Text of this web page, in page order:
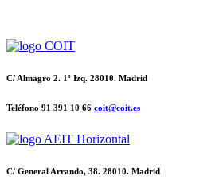
C/ Almagro 2. 1º Izq. 28010. Madrid
Teléfono 91 391 10 66 coit@coit.es
C/ General Arrando, 38. 28010. Madrid